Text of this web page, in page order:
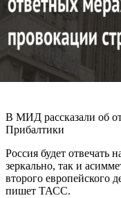
В МИД рассказали об
Прибалтики
Россия будет отвечать
зеркально, так и
второго европейского
пишет ТАСС.